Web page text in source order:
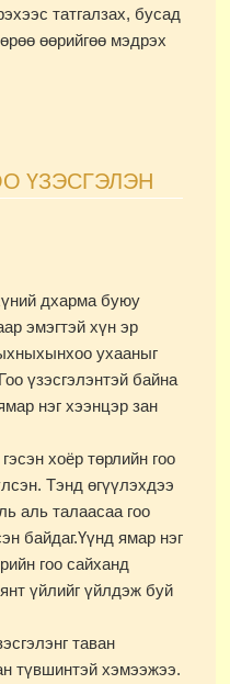
татгалзах, бусад
өөрийгөө мэдрэх
ҮЗЭСГЭЛЭН
дхарма буюу
эмэгтэй хүн эр
ухааныг
үзэсгэлэнтэй байна
нэг хээнцэр зан
хоёр төрлийн гоо
Тэнд өгүүлэхдээ
аль талаасаа гоо
байдаг.Үүнд ямар нэг
гоо сайханд
үйлийг үйлдэж буй
таван
түвшинтэй хэмээжээ.